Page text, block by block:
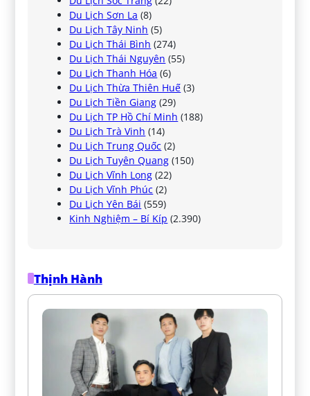
Du Lịch Sơn La (8)
Du Lịch Tây Ninh (5)
Du Lịch Thái Bình (274)
Du Lịch Thái Nguyên (55)
Du Lịch Thanh Hóa (6)
Du Lịch Thừa Thiên Huế (3)
Du Lịch Tiền Giang (29)
Du Lịch TP Hồ Chí Minh (188)
Du Lịch Trà Vinh (14)
Du Lịch Trung Quốc (2)
Du Lịch Tuyên Quang (150)
Du Lịch Vĩnh Long (22)
Du Lịch Vĩnh Phúc (2)
Du Lịch Yên Bái (559)
Kinh Nghiệm – Bí Kíp (2.390)
Thịnh Hành